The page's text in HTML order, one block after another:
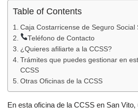
Table of Contents
Caja Costarricense de Seguro Social
Teléfono de Contacto
¿Quieres afiliarte a la CCSS?
Trámites que puedes gestionar en
CCSS
Otras Oficinas de la CCSS
En esta oficina de la CCSS en San